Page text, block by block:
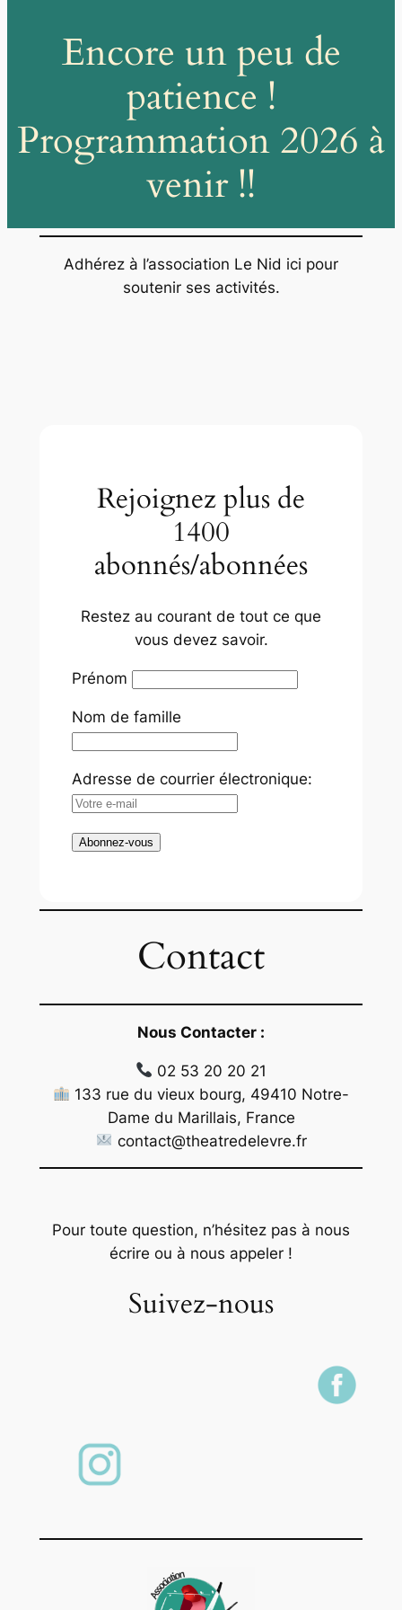
Encore un peu de
patience !
Programmation 2026 à
venir !!
Adhérez à l’association Le Nid ici pour
soutenir ses activités.
Rejoignez plus de
1400
abonnés/abonnées
Restez au courant de tout ce que
vous devez savoir.
Prénom
Nom de famille
Adresse de courrier électronique:
Contact
Nous Contacter :
02 53 20 20 21
133 rue du vieux bourg, 49410 Notre-
Dame du Marillais, France
contact@theatredelevre.fr
Pour toute question, n’hésitez pas à nous
écrire ou à nous appeler !
Suivez-nous